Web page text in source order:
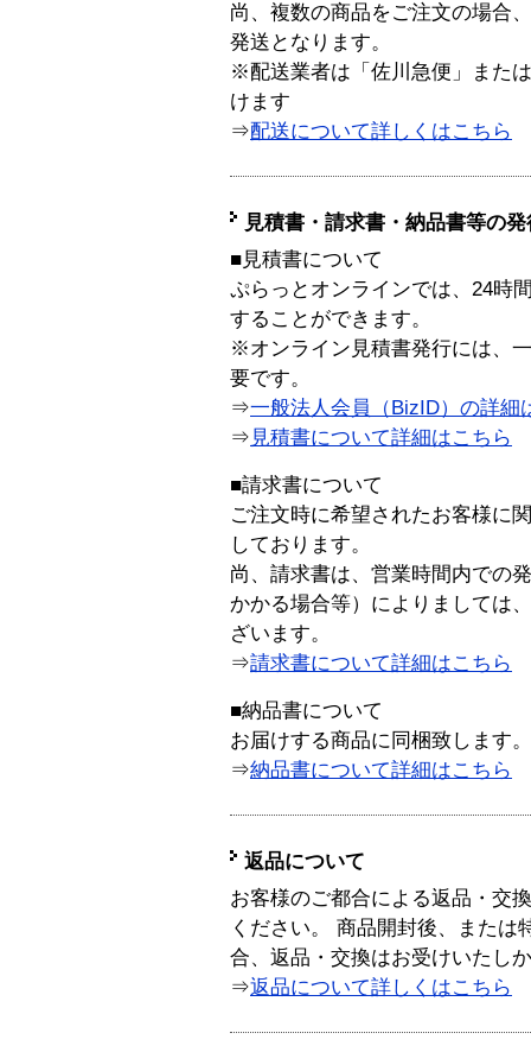
尚、複数の商品をご注文の場合
発送となります。
※配送業者は「佐川急便」また
けます
⇒配送について詳しくはこちら
見積書・請求書・納品書等の
■見積書について
ぷらっとオンラインでは、24時
することができます。
※オンライン見積書発行には、
要です。
⇒一般法人会員（BizID）の詳細
⇒ 見積書について詳細はこちら
■請求書について
ご注文時に希望されたお客様に
しております。
尚、請求書は、営業時間内での
かかる場合等）によりましては
ざいます。
⇒請求書について詳細はこちら
■納品書について
お届けする商品に同梱致します。
⇒納品書について詳細はこちら
返品について
お客様のご都合による返品・交
ください。 商品開封後、または
合、返品・交換はお受けいたし
⇒返品について詳しくはこちら